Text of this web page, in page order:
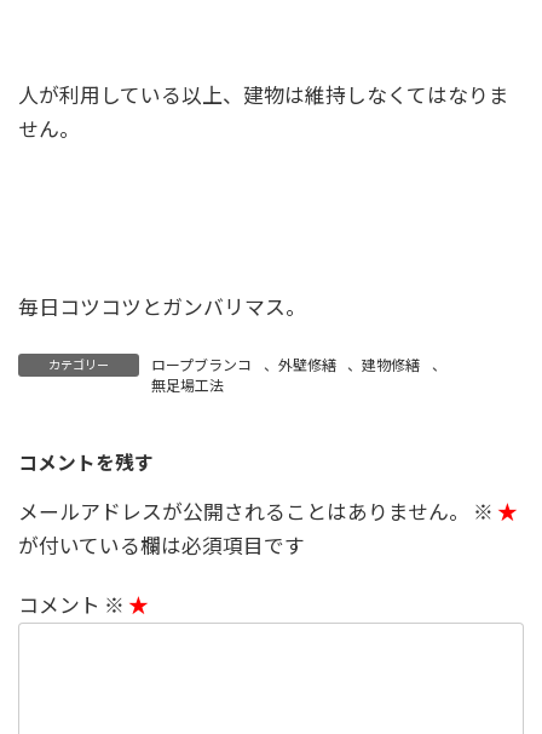
人が利用している以上、建物は維持しなくてはなりま
せん。
毎日コツコツとガンバリマス。
カテゴリー ロープブランコ 、 外壁修繕 、建物修繕
、
無足場工法
コメントを残す
メールアドレスが公開されることはありません。
※
が付いている欄は必須項目です
コメント ※